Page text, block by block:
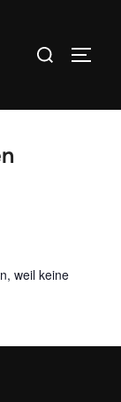
Suchen
weil keine